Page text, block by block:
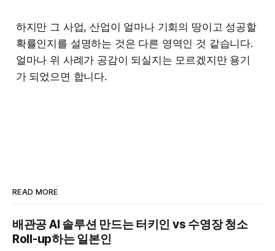
하지만 그 사업, 산업이 얼마나 기회의 땅이고 성공할
확률인지를 설명하는 것은 다른 영역인 것 같습니다.
얼마나 위 사례가 공감이 되실지는 모르겠지만 용기
가 되었으면 합니다.
READ MORE
배관공 AI 솔루션 만드는 터키인 vs 수영장 청소
Roll-up하는 일본인